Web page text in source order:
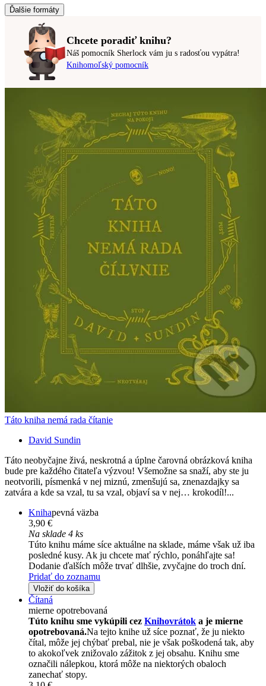
Ďalšie formáty
Chcete poradiť knihu?
Náš pomocník Sherlock vám ju s radosťou vypátra!
Knihomoľský pomocník
Táto kniha nemá rada čítanie
David Sundin
Táto neobyčajne živá, neskrotná a úplne čarovná obrázková kniha
bude pre každého čitateľa výzvou! Všemožne sa snaží, aby ste ju
neotvorili, písmenká v nej miznú, zmenšujú sa, znenazdajky sa
zatvára a kde sa vzal, tu sa vzal, objaví sa v nej… krokodíl!...
Knihapevná väzba
3,90 €
Na sklade 4 ks
Túto knihu máme síce aktuálne na sklade, máme však už iba
posledné kusy. Ak ju chcete mať rýchlo, ponáhľajte sa!
Dodanie ďalších môže trvať dlhšie, zvyčajne do troch dní.
Pridať do zoznamu
Vložiť do košíka
Čítaná
mierne opotrebovaná
Túto knihu sme vykúpili cez Knihovrátok a je mierne
opotrebovaná.Na tejto knihe už síce poznať, že ju niekto
čítal, môže jej chýbať prebal, nie je však poškodená tak, aby
to akokoľvek znižovalo zážitok z jej obsahu. Knihu sme
označili nálepkou, ktorá môže na niektorých obaloch
zanechať stopy.